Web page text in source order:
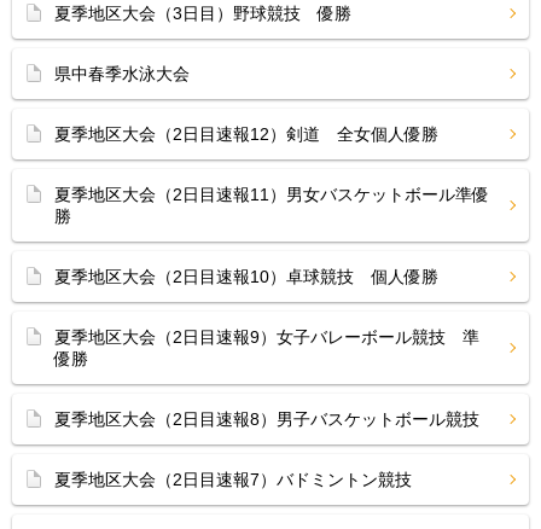
夏季地区大会（3日目）野球競技 優勝
県中春季水泳大会
夏季地区大会（2日目速報12）剣道 全女個人優勝
夏季地区大会（2日目速報11）男女バスケットボール準優
勝
夏季地区大会（2日目速報10）卓球競技 個人優勝
夏季地区大会（2日目速報9）女子バレーボール競技 準
優勝
夏季地区大会（2日目速報8）男子バスケットボール競技
夏季地区大会（2日目速報7）バドミントン競技